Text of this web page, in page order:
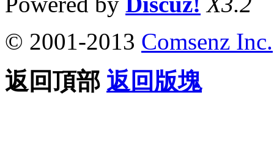
© 2001-2013 Comsenz Inc.
返回頂部 返回版塊